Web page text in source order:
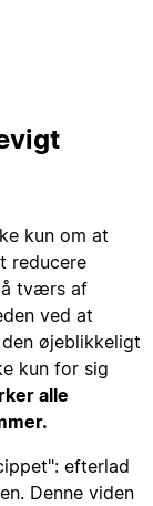
kun om at
reducere
tværs af
ved at
øjeblikkeligt
kun for sig
alle
efterlad
Denne viden